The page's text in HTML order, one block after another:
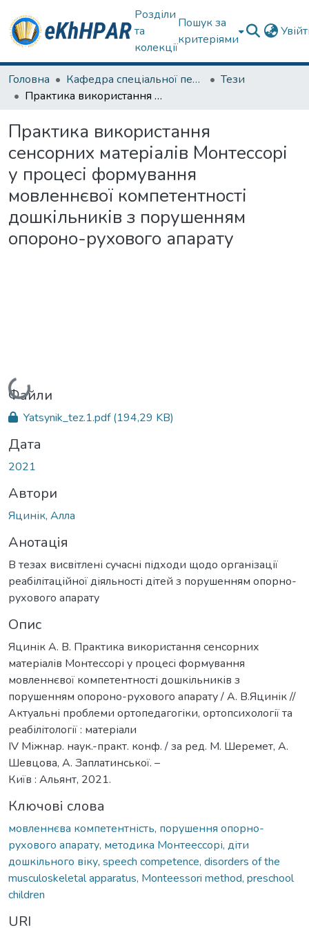
Розділи
та
колекції
Пошук за
критеріями
Головна Кафедра спеціальної педагогіки і психології та інклюзивної освіти
Тези
Практика використання сенсорних матеріалів Монтессорі у процесі формування мовленнєвої компетентності дошкільників з порушенням опороно-рухового апарату
Практика використання
сенсорних матеріалів Монтессорі
у процесі формування
мовленнєвої компетентності
дошкільників з порушенням
опороно-рухового апарату
Вантажиться...
Файли
Yatsynik_tez.1.pdf(194,29 KB)
Дата
2021
Автори
Яцинік, Алла
Анотація
В тезах висвітлені сучасні підходи щодо організації
реабілітаційної діяльності дітей з порушенням опорно-
рухового апарату
Опис
Яцинік А. В. Практика використання сенсорних
матеріалів Монтессорі у процесі формування
мовленнєвої компетентності дошкільників з
порушенням опороно-рухового апарату / А. В.Яцинік //
Актуальні проблеми ортопедагогіки, ортопсихології та
реабілітології : матеріали
ІV Міжнар. наук.-практ. конф. / за ред. М. Шеремет, А.
Шевцова, А. Заплатинської. –
Київ : Альянт, 2021.
Ключові слова
мовленнєва компетентність, порушення опорно-
рухового апарату, методика Монтеессорі, діти
дошкільного віку, speech competence, disorders of the
musculoskeletal apparatus, Monteessori method, preschool
children
URI